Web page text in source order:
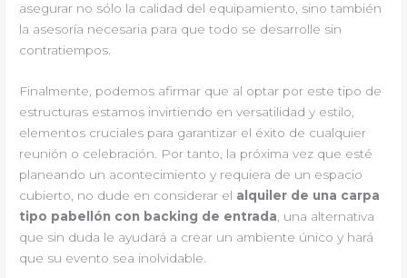
asegurar no sólo la calidad del equipamiento, sino también
la asesoría necesaria para que todo se desarrolle sin
contratiempos.
Finalmente, podemos afirmar que al optar por este tipo de
estructuras estamos invirtiendo en versatilidad y estilo,
elementos cruciales para garantizar el éxito de cualquier
reunión o celebración. Por tanto, la próxima vez que esté
planeando un acontecimiento y requiera de un espacio
cubierto, no dude en considerar el alquiler de una carpa
tipo pabellón con backing de entrada , una alternativa
que sin duda le ayudará a crear un ambiente único y hará
que su evento sea inolvidable.